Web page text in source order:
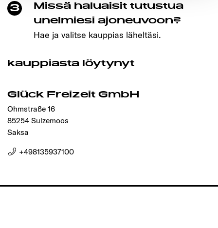
Ermöglichung der Seitennavigation erforderlich sind.
3
Missä haluaisit tutustua
unelmiesi ajoneuvoon?
Hae ja valitse kauppias läheltäsi.
kauppiasta löytynyt
Glück Freizeit GmbH
Ohmstraße 16
85254 Sulzemoos
Saksa
+498135937100